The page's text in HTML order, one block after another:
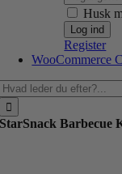
Husk
Register
WooCommerce
StarSnack Barbecue